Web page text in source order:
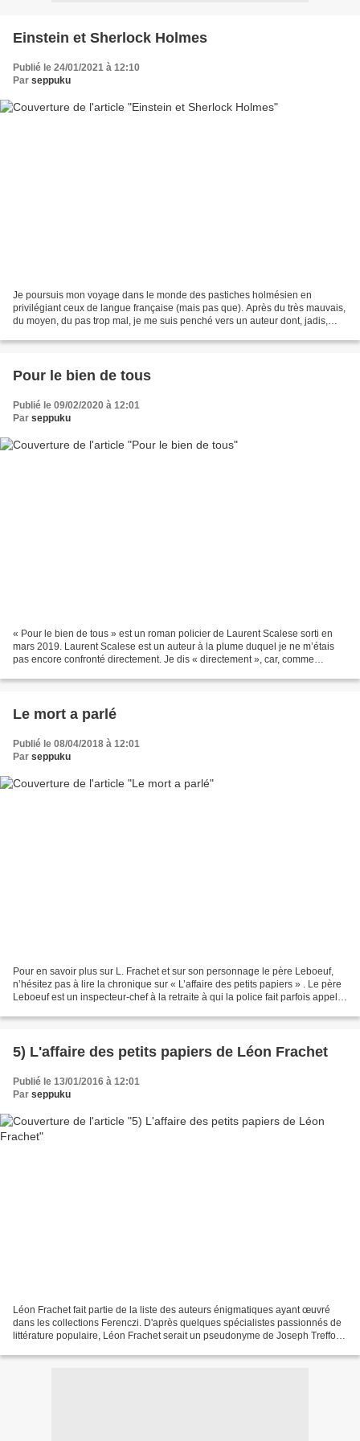
Einstein et Sherlock Holmes
Publié le 24/01/2021 à 12:10
Par seppuku
Je poursuis mon voyage dans le monde des pastiches holmésien en
privilégiant ceux de langue française (mais pas que). Après du très mauvais,
du moyen, du pas trop mal, je me suis penché vers un auteur dont, jadis,
Pour le bien de tous
Publié le 09/02/2020 à 12:01
Par seppuku
« Pour le bien de tous » est un roman policier de Laurent Scalese sorti en
mars 2019. Laurent Scalese est un auteur à la plume duquel je ne m’étais
pas encore confronté directement. Je dis « directement », car, comme
Le mort a parlé
Publié le 08/04/2018 à 12:01
Par seppuku
Pour en savoir plus sur L. Frachet et sur son personnage le père Leboeuf,
n’hésitez pas à lire la chronique sur « L’affaire des petits papiers » . Le père
Leboeuf est un inspecteur-chef à la retraite à qui la police fait parfois appel
5) L'affaire des petits papiers de Léon Frachet
Publié le 13/01/2016 à 12:01
Par seppuku
Léon Frachet fait partie de la liste des auteurs énigmatiques ayant œuvré
dans les collections Ferenczi. D'après quelques spécialistes passionnés de
littérature populaire, Léon Frachet serait un pseudonyme de Joseph Treffort,